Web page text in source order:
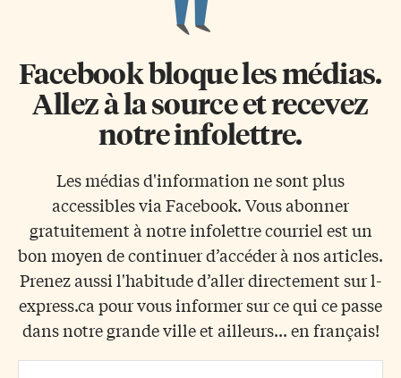
Facebook bloque les médias.
Allez à la source et recevez
notre infolettre.
Les médias d'information ne sont plus
accessibles via Facebook. Vous abonner
gratuitement à notre infolettre courriel est un
bon moyen de continuer d’accéder à nos articles.
Prenez aussi l'habitude d’aller directement sur l-
express.ca pour vous informer sur ce qui ce passe
dans notre grande ville et ailleurs... en français!